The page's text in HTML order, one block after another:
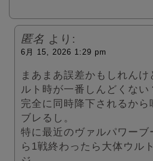
匿名 より:
6月 15, 2026 1:29 pm
まあまあ誤差かもしれん
ルト時が一番しんどくない
完全に同時降下されるから
ブレるし。
特に最近のヴァルパワー
ら1戦終わったら大体ウル